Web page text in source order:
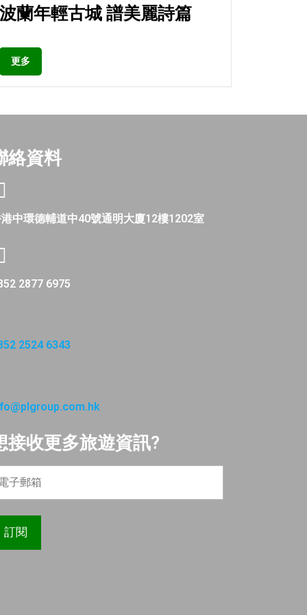
波蘭年輕古城 譜美麗詩篇
更多
絡資料
中環德輔道中40號通明大廈12樓1202室
2877 6975
2524 6343
接收更多旅遊資訊?